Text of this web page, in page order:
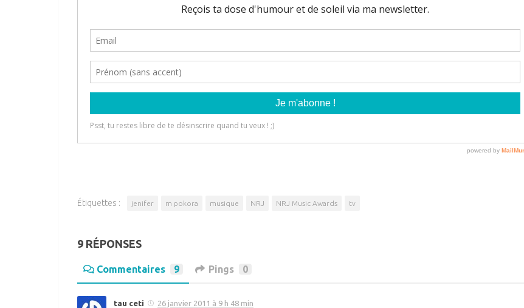
Étiquettes : jenifer m pokora musique NRJ NRJ Music Awards tv
9 RÉPONSES
Commentaires 9 Pings 0
tau ceti 26 janvier 2011 à 9 h 48 min